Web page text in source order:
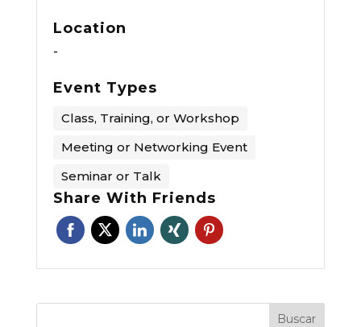
Location
-
Event Types
Class, Training, or Workshop
Meeting or Networking Event
Seminar or Talk
Share With Friends
Buscar